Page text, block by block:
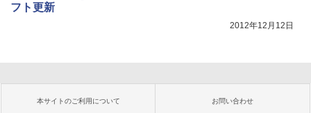
フト更新
2012年12月12日
本サイトのご利用について お問い合わせ